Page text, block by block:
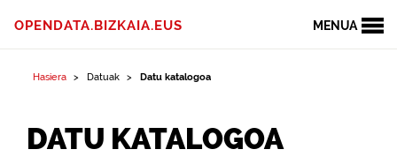
MENUA
OPENDATA.BIZKAIA.EUS
Hasiera Datuak Datu katalogoa
DATU KATALOGOA